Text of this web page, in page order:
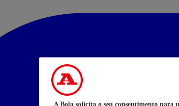
A Bola solicita o seu consentimento para